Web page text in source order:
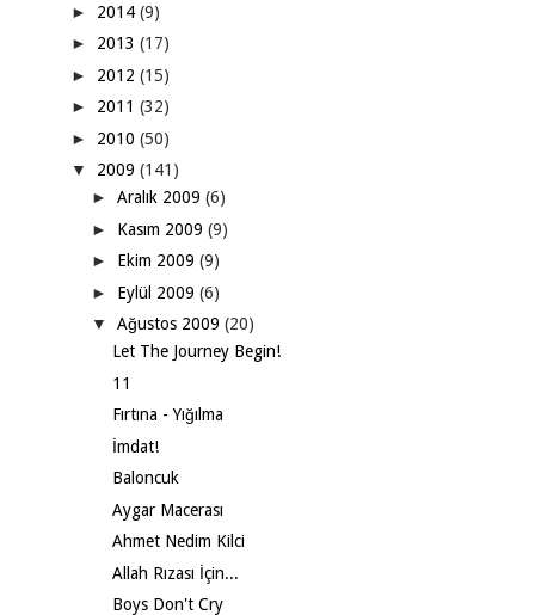
► 2014 (9)
► 2013 (17)
► 2012 (15)
► 2011 (32)
► 2010 (50)
▼ 2009 (141)
► Aralık 2009 (6)
► Kasım 2009 (9)
► Ekim 2009 (9)
► Eylül 2009 (6)
▼ Ağustos 2009 (20)
Let The Journey Begin!
11
Fırtına - Yığılma
İmdat!
Baloncuk
Aygar Macerası
Ahmet Nedim Kilci
Allah Rızası İçin...
Boys Don't Cry